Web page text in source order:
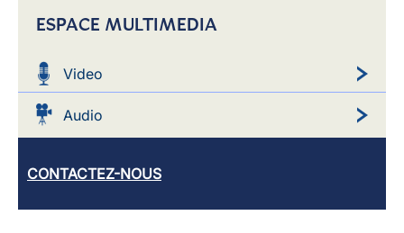
ESPACE MULTIMEDIA
Video
Audio
CONTACTEZ-NOUS